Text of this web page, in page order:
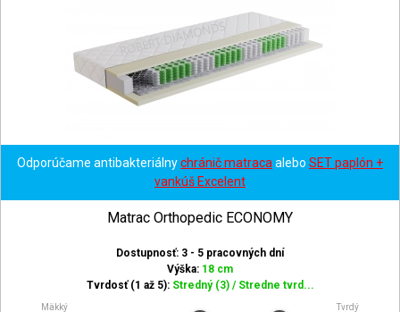
Odporúčame antibakteriálnychránič matraca alebo SET paplón +
vankúš Excelent
Matrac Orthopedic ECONOMY
Dostupnosť: 3 - 5 pracovných dní
Výška: 18 cm
Tvrdosť (1 až 5): Stredný (3) / Stredne tvrd...
Mäkký Tvrdý